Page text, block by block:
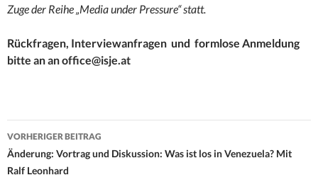
Zuge der Reihe „Media under Pressure“ statt.
Rückfragen, Interviewanfragen und formlose Anmeldung
bitte an an office@isje.at
Beitrags-
Navigation
VORHERIGER BEITRAG
Änderung: Vortrag und Diskussion: Was ist los in Venezuela? Mit
Ralf Leonhard